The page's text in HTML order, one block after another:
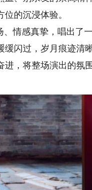
的沉浸体验。
情感真挚，唱出了
闪过，岁月痕迹清
，将整场演出的氛